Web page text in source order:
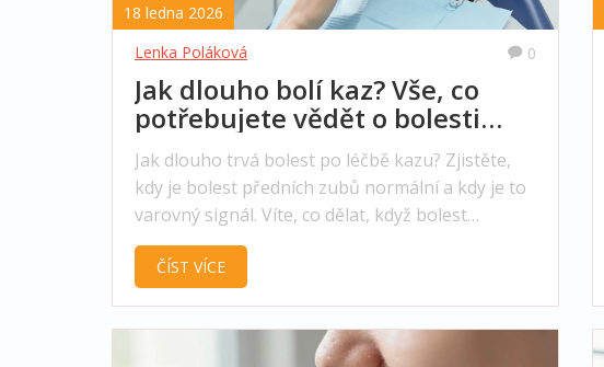
18 ledna 2026
Lenka Poláková
0
Jak dlouho bolí kaz? Vše, co
potřebujete vědět o bolesti
zubů po vylečení
Jak dlouho trvá bolest po léčbě kazu? Zjistěte,
kdy je bolest předních zubů normální a kdy je to
varovný signál. Víte, co dělat, když bolest
neustupuje?
ČÍST VÍCE